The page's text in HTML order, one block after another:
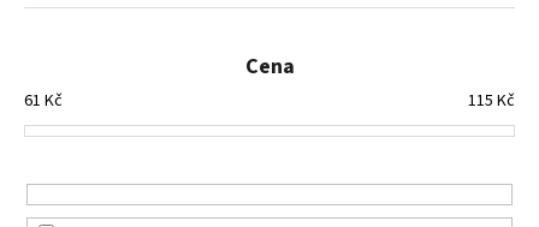
í
p
o
Cena
61 Kč 115 Kč
o
p
r
u